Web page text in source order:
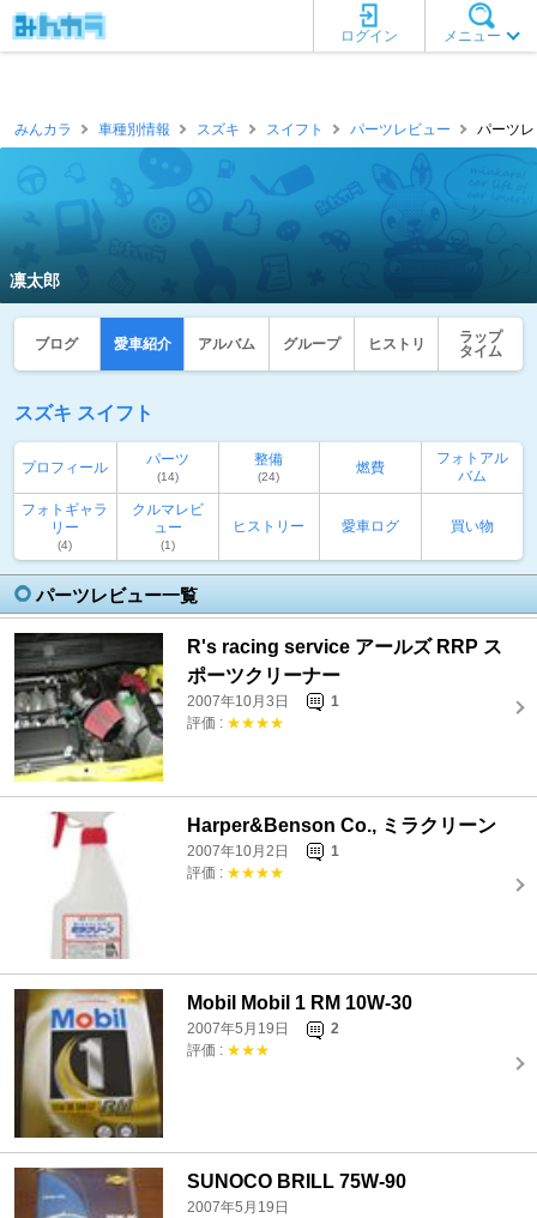
メニュー
ログイン
みんカラ 車種別情報 スズキ スイフト パーツレビュー パーツ
凛太郎
ブログ 愛車紹介 アルバム グループ ヒストリ
ラップ
タイム
スズキ スイフト
プロフィール パーツ
(14)
整備
(24)
燃費
フォトアル
バム
フォトギャラ
リー
(4)
クルマレビ
ュー
(1)
ヒストリー 愛車ログ 買い物
パーツレビュー一覧
R's racing service アールズ RRP ス
ポーツクリーナー
2007年10月3日
1
評価 : ★★★★
Harper&Benson Co., ミラクリーン
2007年10月2日
1
評価 : ★★★★
Mobil Mobil 1 RM 10W-30
2007年5月19日
2
評価 : ★★★
SUNOCO BRILL 75W-90
2007年5月19日